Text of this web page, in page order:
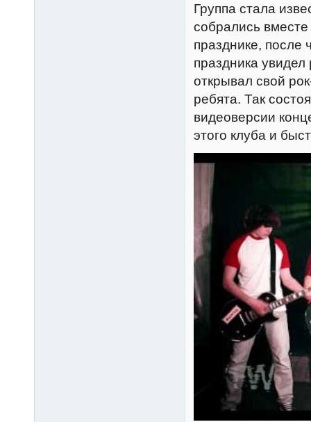
Группа стала
собрались
празднике, после
праздника
открывал свой
ребята. Так
видеоверсии
этого клуба и